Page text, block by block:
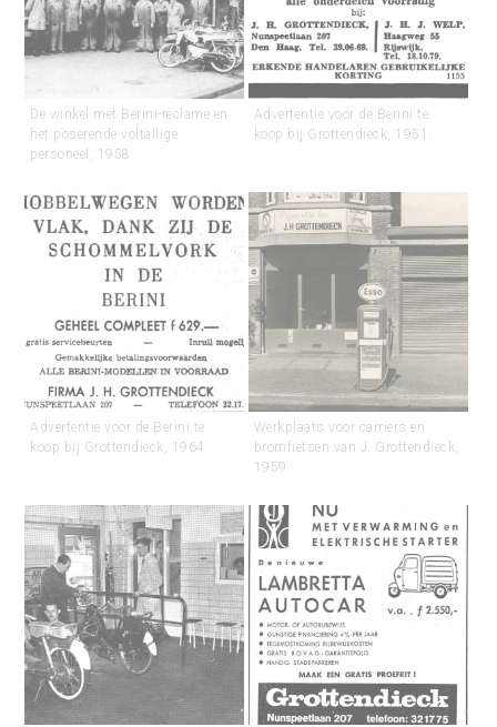
De winkel met Berini-reclame en
het poserende voltallige
personeel, 1958
Advertentie voor de Berini te
koop bij Grottendieck, 1951.
Advertentie voor de Berini te
koop bij Grottendieck, 1964.
Werkplaats voor carriers en
bromfietsen van J. Grottendieck,
1959.